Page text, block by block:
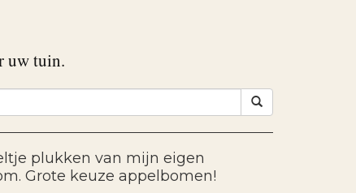
uw tuin.
plukken van mijn eigen
Grote keuze appelbomen!